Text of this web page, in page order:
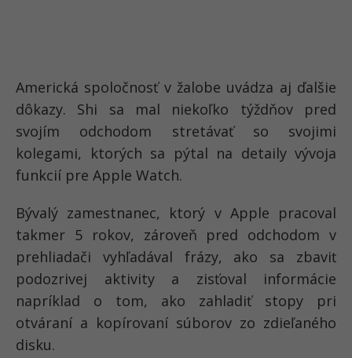
Americká spoločnosť v žalobe uvádza aj ďalšie
dôkazy. Shi sa mal niekoľko týždňov pred
svojím odchodom stretávať so svojimi
kolegami, ktorých sa pýtal na detaily vývoja
funkcií pre Apple Watch.
Bývalý zamestnanec, ktorý v Apple pracoval
takmer 5 rokov, zároveň pred odchodom v
prehliadači vyhľadával frázy, ako sa zbaviť
podozrivej aktivity a zisťoval informácie
napríklad o tom, ako zahladiť stopy pri
otváraní a kopírovaní súborov zo zdieľaného
disku.